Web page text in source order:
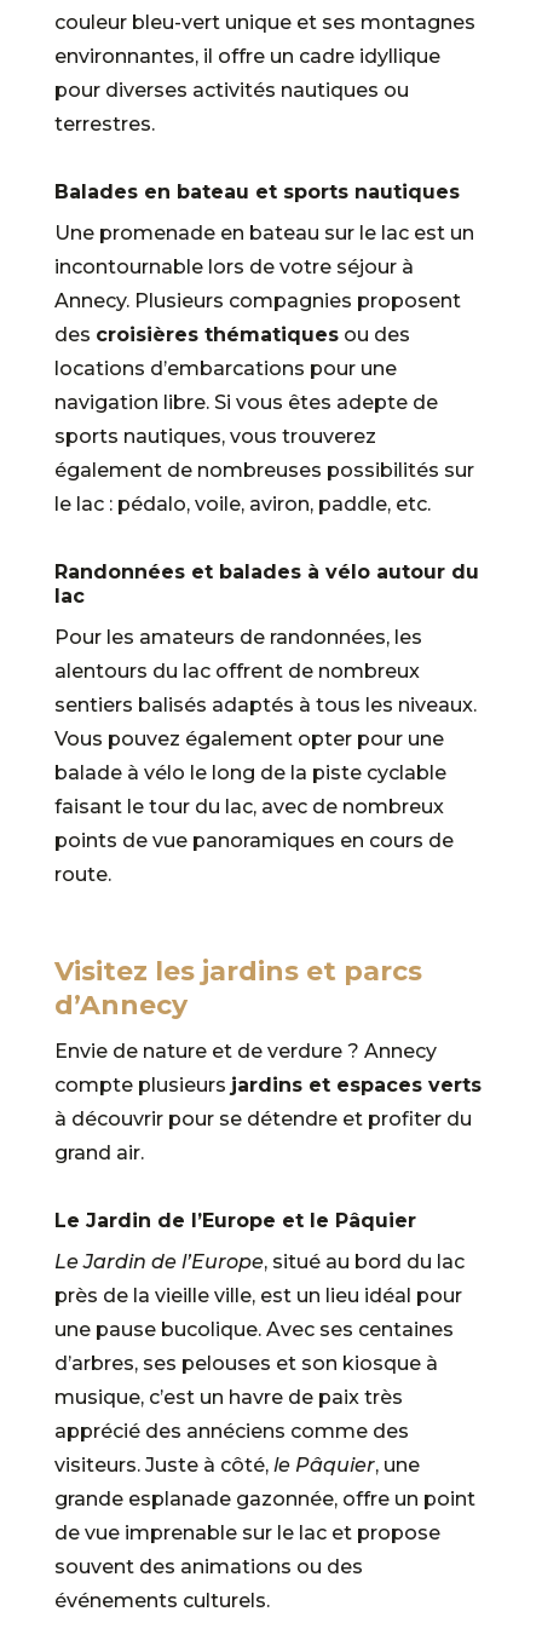
couleur bleu-vert unique et ses montagnes
environnantes, il offre un cadre idyllique
pour diverses activités nautiques ou
terrestres.
Balades en bateau et sports nautiques
Une promenade en bateau sur le lac est un
incontournable lors de votre séjour à
Annecy. Plusieurs compagnies proposent
des croisières thématiquesou des
locations d’embarcations pour une
navigation libre. Si vous êtes adepte de
sports nautiques, vous trouverez
également de nombreuses possibilités sur
le lac : pédalo, voile, aviron, paddle, etc.
Randonnées et balades à vélo autour du
lac
Pour les amateurs de randonnées, les
alentours du lac offrent de nombreux
sentiers balisés adaptés à tous les niveaux.
Vous pouvez également opter pour une
balade à vélo le long de la piste cyclable
faisant le tour du lac, avec de nombreux
points de vue panoramiques en cours de
route.
Visitez les jardins et parcs
d’Annecy
Envie de nature et de verdure ? Annecy
compte plusieurs jardins et espaces verts
à découvrir pour se détendre et profiter du
grand air.
Le Jardin de l’Europe et le Pâquier
Le Jardin de l’Europe, situé au bord du lac
près de la vieille ville, est un lieu idéal pour
une pause bucolique. Avec ses centaines
d’arbres, ses pelouses et son kiosque à
musique, c’est un havre de paix très
apprécié des annéciens comme des
visiteurs. Juste à côté, le Pâquier, une
grande esplanade gazonnée, offre un point
de vue imprenable sur le lac et propose
souvent des animations ou des
événements culturels.